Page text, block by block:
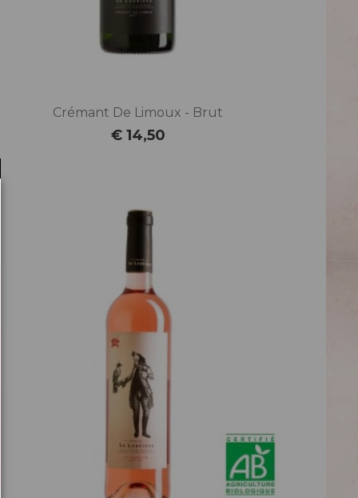
Crémant De Limoux - Brut
Prijs
€ 14,50